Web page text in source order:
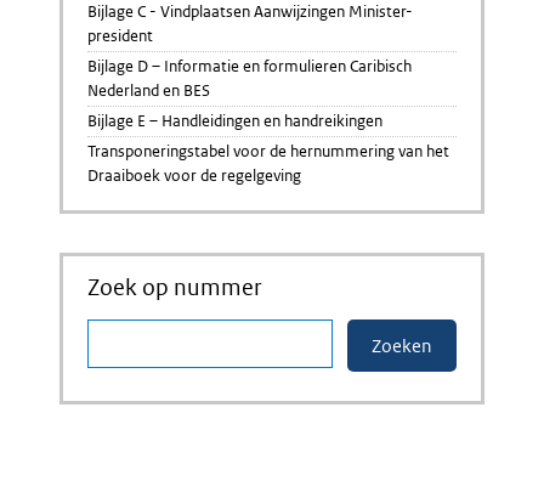
Bijlage C - Vindplaatsen Aanwijzingen Minister-
president
Bijlage D – Informatie en formulieren Caribisch
Nederland en BES
Bijlage E – Handleidingen en handreikingen
Transponeringstabel voor de hernummering van het
Draaiboek voor de regelgeving
Zoek op nummer